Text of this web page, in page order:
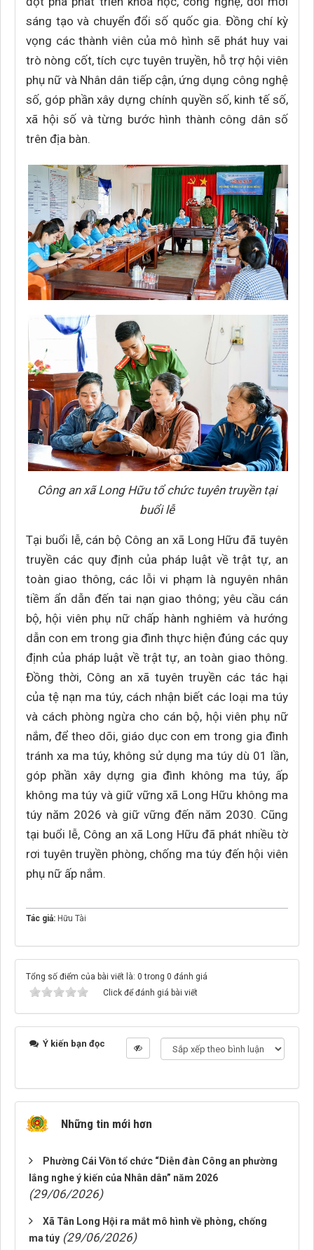
sáng tạo và chuyển đổi số quốc gia. Đồng chí kỳ
vọng các thành viên của mô hình sẽ phát huy vai
trò nòng cốt, tích cực tuyên truyền, hỗ trợ hội viên
phụ nữ và Nhân dân tiếp cận, ứng dụng công nghệ
số, góp phần xây dựng chính quyền số, kinh tế số,
xã hội số và từng bước hình thành công dân số
trên địa bàn.
Công an xã Long Hữu tổ chức tuyên truyền tại
buổi lễ
Tại buổi lễ, cán bộ Công an xã Long Hữu đã tuyên
truyền các quy định của pháp luật về trật tự, an
toàn giao thông, các lỗi vi phạm là nguyên nhân
tiềm ẩn dẫn đến tai nạn giao thông; yêu cầu cán
bộ, hội viên phụ nữ chấp hành nghiêm và hướng
dẫn con em trong gia đình thực hiện đúng các quy
định của pháp luật về trật tự, an toàn giao thông.
Đồng thời, Công an xã tuyên truyền các tác hại
của tệ nạn ma túy, cách nhận biết các loại ma túy
và cách phòng ngừa cho cán bộ, hội viên phụ nữ
nắm, để theo dõi, giáo dục con em trong gia đình
tránh xa ma túy, không sử dụng ma túy dù 01 lần,
góp phần xây dựng gia đình không ma túy, ấp
không ma túy và giữ vững xã Long Hữu không ma
túy năm 2026 và giữ vững đến năm 2030. Cũng
tại buổi lễ, Công an xã Long Hữu đã phát nhiều tờ
rơi tuyên truyền phòng, chống ma túy đến hội viên
phụ nữ ấp nắm.
Tác giả: Hữu Tài
Tổng số điểm của bài viết là: 0 trong 0 đánh giá
Click để đánh giá bài viết
Ý kiến bạn đọc
Những tin mới hơn
Phường Cái Vồn tổ chức “Diễn đàn Công an phường
lắng nghe ý kiến của Nhân dân” năm 2026
(29/06/2026)
Xã Tân Long Hội ra mắt mô hình về phòng, chống
ma túy (29/06/2026)